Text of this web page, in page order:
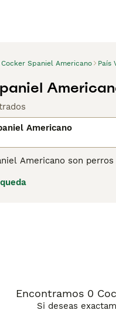
Cocker Spaniel Americano País
Americano
Americano son
perros de caza. Los
de consejos de
Encontramos 0
Si deseas